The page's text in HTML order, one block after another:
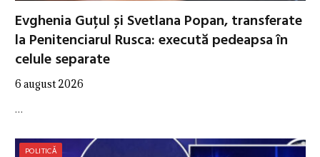
Evghenia Guțul și Svetlana Popan, transferate
la Penitenciarul Rusca: execută pedeapsa în
celule separate
6 august 2026
…
POLITICĂ